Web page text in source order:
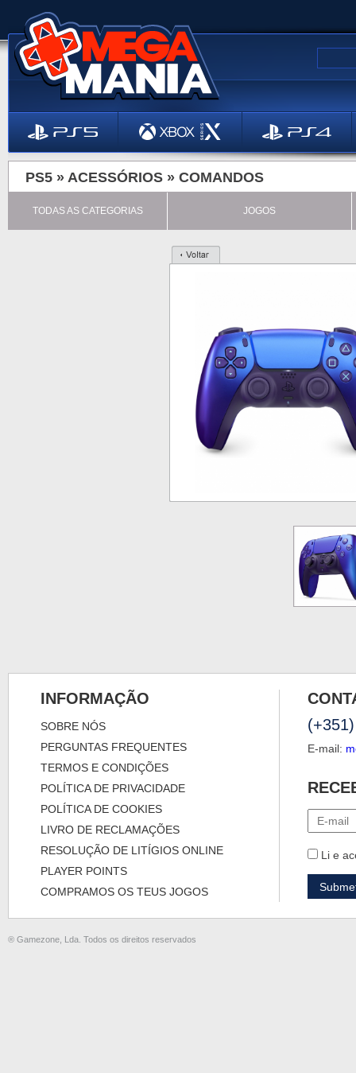
PS5 » ACESSÓRIOS » COMANDOS
TODAS AS CATEGORIAS JOGOS
INFORMAÇÃO
SOBRE NÓS
PERGUNTAS FREQUENTES
TERMOS E CONDIÇÕES
POLÍTICA DE PRIVACIDADE
POLÍTICA DE COOKIES
LIVRO DE RECLAMAÇÕES
RESOLUÇÃO DE LITÍGIOS ONLINE
PLAYER POINTS
COMPRAMOS OS TEUS JOGOS
E-mail:
Li e
® Gamezone, Lda. Todos os direitos reservados